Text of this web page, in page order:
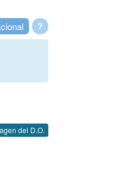
?
del D.O.